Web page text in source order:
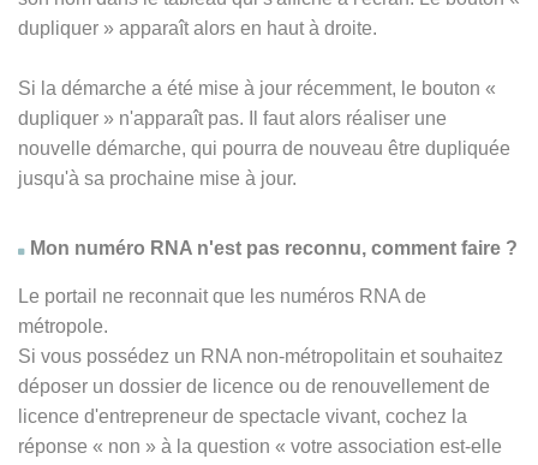
dupliquer » apparaît alors en haut à droite.
Si la démarche a été mise à jour récemment, le bouton «
dupliquer » n'apparaît pas. Il faut alors réaliser une
nouvelle démarche, qui pourra de nouveau être dupliquée
jusqu'à sa prochaine mise à jour.
Mon numéro RNA n'est pas reconnu, comment faire ?
Le portail ne reconnait que les numéros RNA de
métropole.
Si vous possédez un RNA non-métropolitain et souhaitez
déposer un dossier de licence ou de renouvellement de
licence d'entrepreneur de spectacle vivant, cochez la
réponse « non » à la question « votre association est-elle